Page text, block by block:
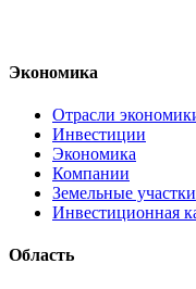
Экономика
Отрасли
Инвестиции
Экономика
Компании
Земельные участки
Инвестиционная
Область